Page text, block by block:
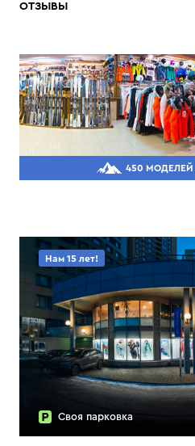
ОТЗЫВЫ
450 МОДЕЛЕЙ
Нам 15 лет!
Своя парковка